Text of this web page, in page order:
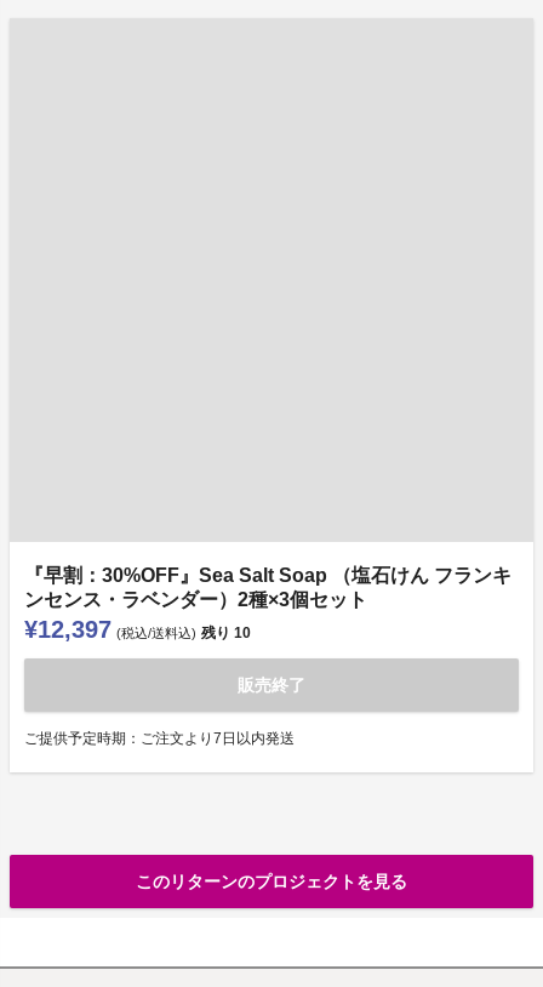
『早割：30%OFF』Sea Salt Soap （塩石けん フランキ
ンセンス・ラベンダー）2種×3個セット
¥12,397 (税込/送料込) 残り 10
販売終了
ご提供予定時期：ご注文より7日以内発送
このリターンのプロジェクトを見る